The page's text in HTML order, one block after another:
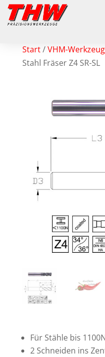
Start/VHM-
Stahl Fräser Z4 SR-SL
Für Stähle bis
2 Schneiden ins